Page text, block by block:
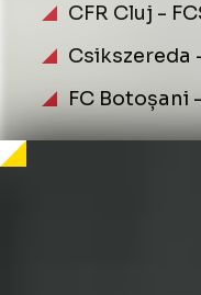
CFR Cluj -
Csikszereda
FC Botoșani